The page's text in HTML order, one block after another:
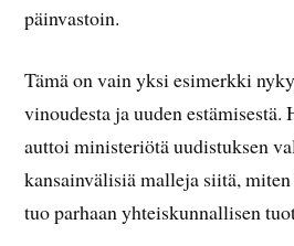
päinvastoin.
Tämä on vain yksi esimerkki
vinoudesta ja uuden
auttoi ministeriötä uudistuksen
kansainvälisiä malleja siitä,
tuo parhaan yhteiskunnallisen